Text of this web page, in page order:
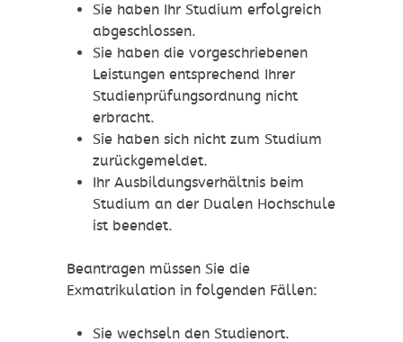
Sie haben Ihr Studium erfolgreich
abgeschlossen.
Sie haben die vorgeschriebenen
Leistungen entsprechend Ihrer
Studienprüfungsordnung nicht
erbracht.
Sie haben sich nicht zum Studium
zurückgemeldet.
Ihr Ausbildungsverhältnis beim
Studium an der Dualen Hochschule
ist beendet.
Beantragen müssen Sie die
Exmatrikulation in folgenden Fällen:
Sie wechseln den Studienort.